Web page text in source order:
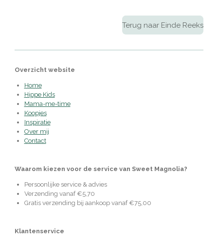
Terug naar Einde Reeks
Overzicht website
Home
Hippe Kids
Mama-me-time
Koopjes
Inspiratie
Over mij
Contact
Waarom kiezen voor de service van Sweet Magnolia?
Persoonlijke service & advies
Verzending vanaf €5,70
Gratis verzending bij aankoop vanaf €75,00
Klantenservice